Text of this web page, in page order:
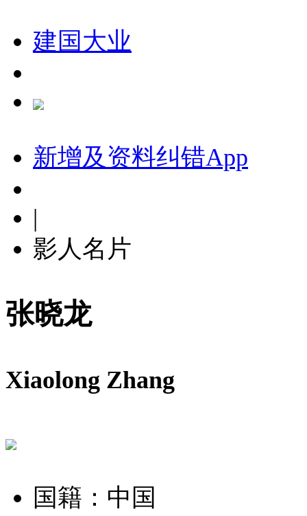
建国大业
新增及资料纠错App
|
影人名片
张晓龙
Xiaolong Zhang
国籍：中国